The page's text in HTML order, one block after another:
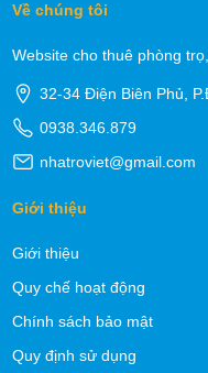
Về chúng tôi
Website cho thuê phòng
32-34 Điện Biên Phủ,
0938.346.879
nhatroviet@gmail.com
Giới thiệu
Giới thiệu
Quy chế hoạt động
Chính sách bảo mật
Quy định sử dụng